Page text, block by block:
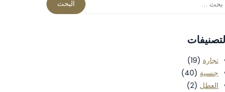
تجارة (19)
جنسية (40)
العطل (2)